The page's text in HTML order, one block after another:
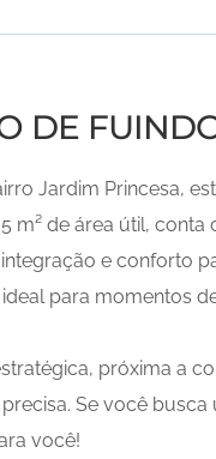
DE
Jardim Princesa,
m² de área útil,
e conforto
para momentos
próxima a
Se você
você!